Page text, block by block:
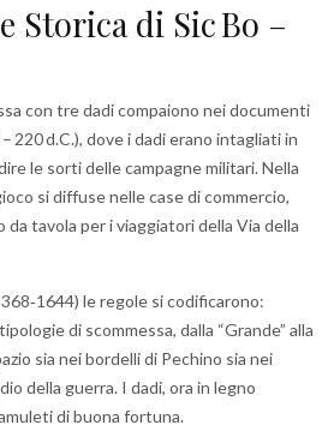
Storica di Sic Bo –
con tre dadi compaiono nei documenti
220 d.C.), dove i dadi erano intagliati in
le sorti delle campagne militari. Nella
si diffuse nelle case di commercio,
tavola per i viaggiatori della Via della
le regole si codificarono:
di scommessa, dalla “Grande” alla
sia nei bordelli di Pechino sia nei
della guerra. I dadi, ora in legno
di buona fortuna.